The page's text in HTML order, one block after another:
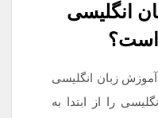
انگلیسی
است؟
زبان انگلیسی
را از ابتدا به